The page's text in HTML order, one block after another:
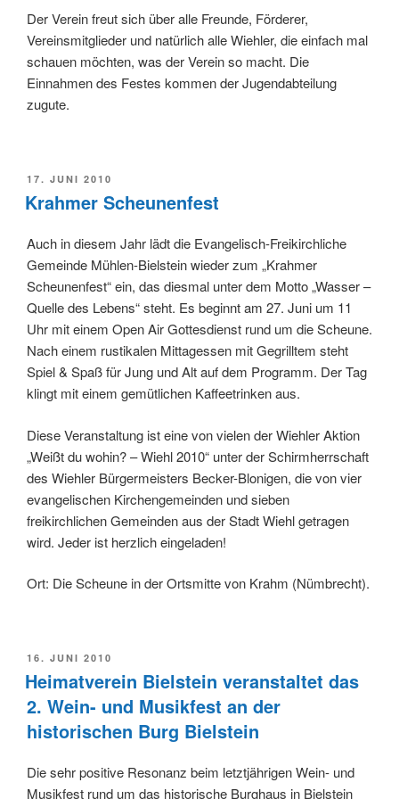
Der Verein freut sich über alle Freunde, Förderer,
Vereinsmitglieder und natürlich alle Wiehler, die einfach mal
schauen möchten, was der Verein so macht. Die
Einnahmen des Festes kommen der Jugendabteilung
zugute.
VERÖFFENTLICHT
AM
17. JUNI 2010
Krahmer Scheunenfest
Auch in diesem Jahr lädt die Evangelisch-Freikirchliche
Gemeinde Mühlen-Bielstein wieder zum „Krahmer
Scheunenfest“ ein, das diesmal unter dem Motto „Wasser –
Quelle des Lebens“ steht. Es beginnt am 27. Juni um 11
Uhr mit einem Open Air Gottesdienst rund um die Scheune.
Nach einem rustikalen Mittagessen mit Gegrilltem steht
Spiel & Spaß für Jung und Alt auf dem Programm. Der Tag
klingt mit einem gemütlichen Kaffeetrinken aus.
Diese Veranstaltung ist eine von vielen der Wiehler Aktion
„Weißt du wohin? – Wiehl 2010“ unter der Schirmherrschaft
des Wiehler Bürgermeisters Becker-Blonigen, die von vier
evangelischen Kirchengemeinden und sieben
freikirchlichen Gemeinden aus der Stadt Wiehl getragen
wird. Jeder ist herzlich eingeladen!
Ort: Die Scheune in der Ortsmitte von Krahm (Nümbrecht).
VERÖFFENTLICHT
AM
16. JUNI 2010
Heimatverein Bielstein veranstaltet das
2. Wein- und Musikfest an der
historischen Burg Bielstein
Die sehr positive Resonanz beim letztjährigen Wein- und
Musikfest rund um das historische Burghaus in Bielstein